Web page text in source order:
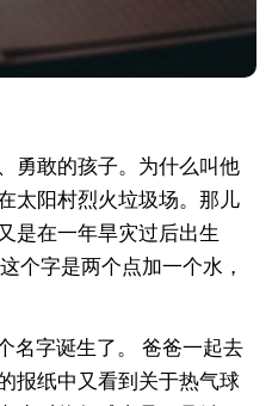
敢的孩子。为什么叫他
太阳村烈火垃圾场。那儿
是在一年旱灾过后出生
个字是两个点加一个水，
字诞生了。 爸爸一起去
报纸中又看到关于热气球